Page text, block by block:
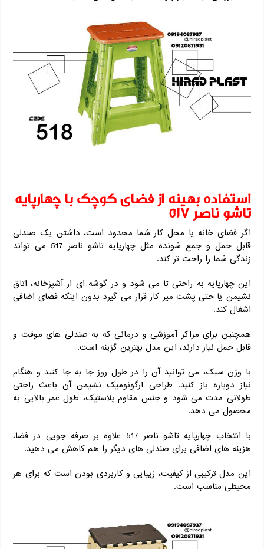
استفاده بهینه از فضای کوچک با چهارپایه
تاشو ناصر 517
اگر فضای خانه یا محل کار شما محدود است، داشتن یک صندلی
قابل حمل و جمع‌ شونده مثل چهارپایه تاشو ناصر 517 می ‌تواند
زندگی شما را راحت ‌تر کند.
این چهارپایه به راحتی تا می ‌شود و در گوشه ‌ای از آشپزخانه، اتاق
نشیمن یا حتی پشت میز کار قرار می ‌گیرد بدون اینکه فضای اضافی
اشغال کند.
همچنین برای مراکز آموزشی و درمانی که به صندلی ‌های موقت و
قابل حمل نیاز دارند، این مدل بهترین گزینه است.
با وزن سبک، می‌ توانید آن را در طول روز جا به ‌جا کنید و هنگام
نیاز دوباره باز کنید. طراحی ارگونومیک نشیمن آن باعث راحتی
طولانی مدت می ‌شود و جنس مقاوم پلاستیک، طول عمر بالایی به
محصول می ‌دهد.
با انتخاب چهارپایه تاشو ناصر 517 علاوه بر صرفه‌ جویی در فضا،
هزینه‌ های اضافی برای صندلی‌ های دیگر را هم کاهش می ‌دهید.
این مدل ترکیبی از کیفیت، زیبایی و کاربردی بودن است که برای هر
محیطی مناسب است.